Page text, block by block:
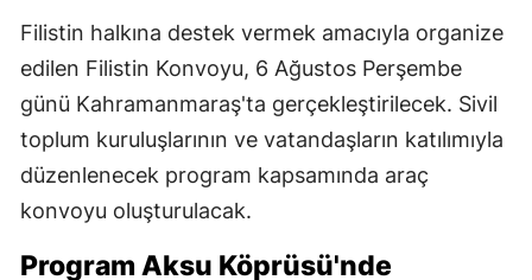
Filistin halkına destek vermek amacıyla organize
edilen Filistin Konvoyu, 6 Ağustos Perşembe
günü Kahramanmaraş'ta gerçekleştirilecek. Sivil
toplum kuruluşlarının ve vatandaşların katılımıyla
düzenlenecek program kapsamında araç
konvoyu oluşturulacak.
Program Aksu Köprüsü'nde